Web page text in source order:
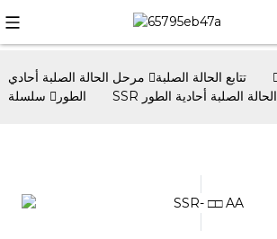
تتابع الحالة الصلبة
مرحل الحالة الصلبة أحادي
الطور
سلسلة SSR الحالة الصلبة أحادية الطور